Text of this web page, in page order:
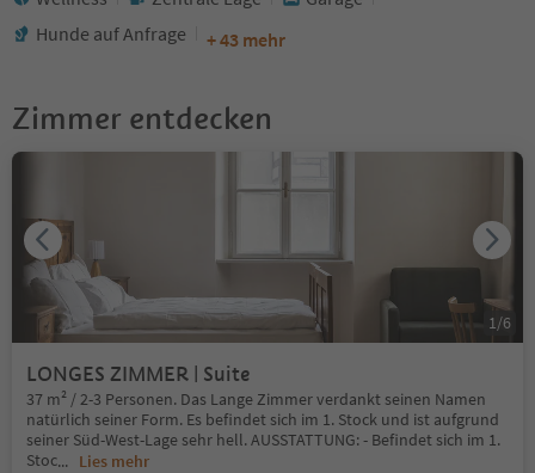
Hunde auf Anfrage
+ 43 mehr
Zimmer entdecken
LONGES ZIMMER | Suite
37 m² / 2-3 Personen. Das Lange Zimmer verdankt seinen Namen
natürlich seiner Form. Es beﬁndet sich im 1. Stock und ist aufgrund
seiner Süd-West-Lage sehr hell. AUSSTATTUNG: - Beﬁndet sich im 1.
Stoc... Lies mehr
1 /6